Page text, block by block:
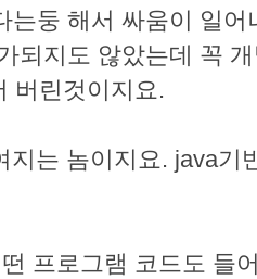
는둥 해서 싸움이 일
되지도 않았는데 꼭
버린것이지요.
지는 놈이지요. java기
프로그램 코드도 들